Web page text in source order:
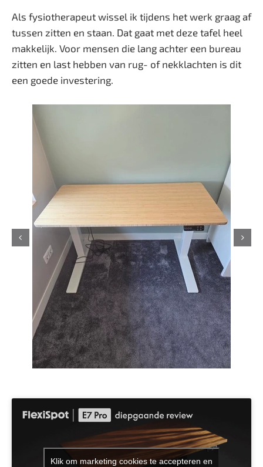
Als fysiotherapeut wissel ik tijdens het werk graag af
tussen zitten en staan. Dat gaat met deze tafel heel
makkelijk. Voor mensen die lang achter een bureau
zitten en last hebben van rug- of nekklachten is dit
een goede investering.
Klik om marketing cookies te accepteren en